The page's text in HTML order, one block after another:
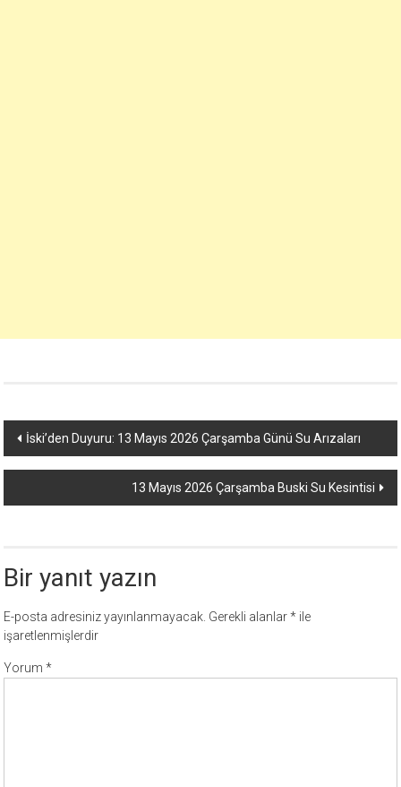
Yazı
dolaşımı
İski’den Duyuru: 13 Mayıs 2026 Çarşamba Günü Su Arızaları
13 Mayıs 2026 Çarşamba Buski Su Kesintisi
Bir yanıt yazın
E-posta adresiniz yayınlanmayacak. Gerekli alanlar* ile
işaretlenmişlerdir
Yorum*